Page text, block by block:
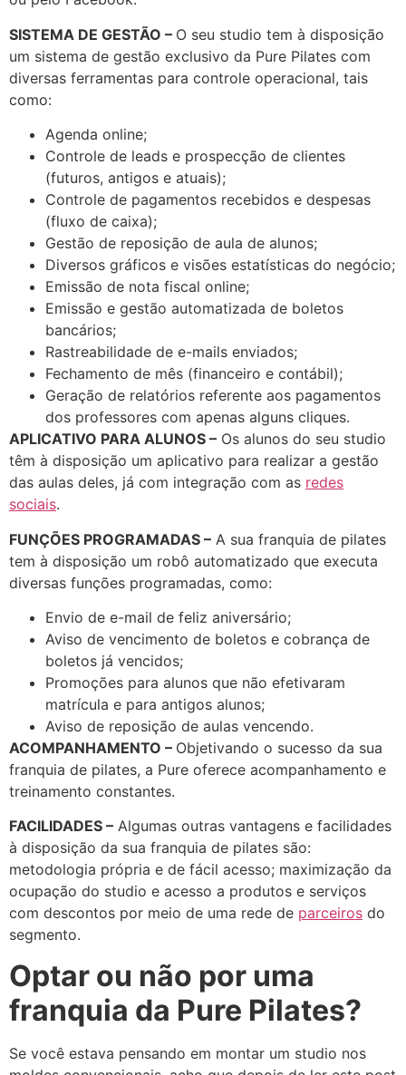
SISTEMA DE GESTÃO – O seu studio tem à disposição
um sistema de gestão exclusivo da Pure Pilates com
diversas ferramentas para controle operacional, tais
como:
Agenda online;
Controle de leads e prospecção de clientes
(futuros, antigos e atuais);
Controle de pagamentos recebidos e despesas
(fluxo de caixa);
Gestão de reposição de aula de alunos;
Diversos gráficos e visões estatísticas do negócio;
Emissão de nota fiscal online;
Emissão e gestão automatizada de boletos
bancários;
Rastreabilidade de e-mails enviados;
Fechamento de mês (financeiro e contábil);
Geração de relatórios referente aos pagamentos
dos professores com apenas alguns cliques.
APLICATIVO PARA ALUNOS – Os alunos do seu studio
têm à disposição um aplicativo para realizar a gestão
das aulas deles, já com integração com as redes
sociais.
FUNÇÕES PROGRAMADAS – A sua franquia de pilates
tem à disposição um robô automatizado que executa
diversas funções programadas, como:
Envio de e-mail de feliz aniversário;
Aviso de vencimento de boletos e cobrança de
boletos já vencidos;
Promoções para alunos que não efetivaram
matrícula e para antigos alunos;
Aviso de reposição de aulas vencendo.
ACOMPANHAMENTO – Objetivando o sucesso da sua
franquia de pilates, a Pure oferece acompanhamento e
treinamento constantes.
FACILIDADES – Algumas outras vantagens e facilidades
à disposição da sua franquia de pilates são:
metodologia própria e de fácil acesso; maximização da
ocupação do studio e acesso a produtos e serviços
com descontos por meio de uma rede de parceiros do
segmento.
Optar ou não por uma
franquia da Pure Pilates?
Se você estava pensando em montar um studio nos